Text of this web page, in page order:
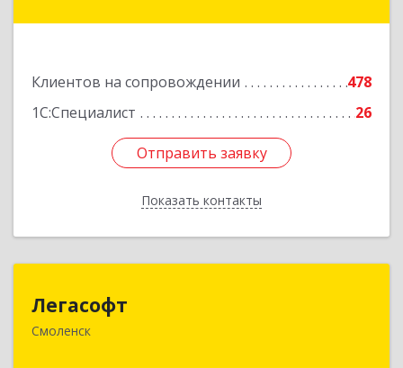
Клиентов на сопровождении
478
1С:Специалист
26
Отправить заявку
Показать контакты
Отправить заявку
Назад
Легасофт
Смоленск214018, Смоленская обл, Смоленск г, Ново-